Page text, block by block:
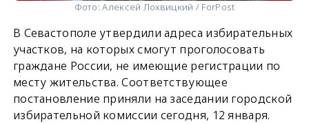
Фото: Алексей Лохвицкий / ForPost
В Севастополе утвердили адреса избирательных
участков, на которых смогут проголосовать
граждане России, не имеющие регистрации по
месту жительства. Соответствующее
постановление приняли на заседании городской
избирательной комиссии сегодня, 12 января.